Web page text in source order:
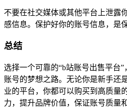
不要在社交媒体或其他平台上泄露
感信息。保护好你的账号信息，是
总结
选择一个可靠的“b站账号出售平台
账号的梦想之路。无论你是新手还
业的平台，你都可以购买到高质量
力，提升品牌价值，保证账号质量